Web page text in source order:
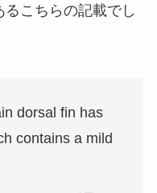
こちらの記載でし
dorsal fin has
contains a mild